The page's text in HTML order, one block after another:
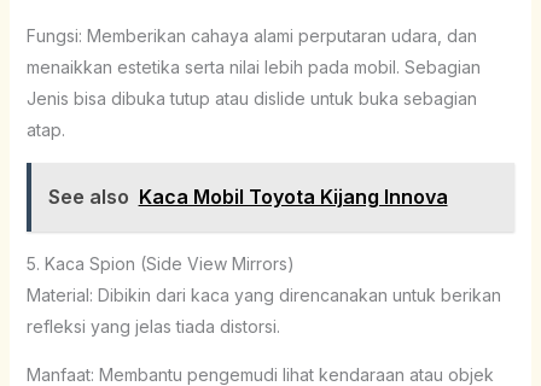
Fungsi: Memberikan cahaya alami perputaran udara, dan
menaikkan estetika serta nilai lebih pada mobil. Sebagian
Jenis bisa dibuka tutup atau dislide untuk buka sebagian
atap.
See also Kaca Mobil Toyota Kijang Innova
5. Kaca Spion (Side View Mirrors)
Material: Dibikin dari kaca yang direncanakan untuk berikan
refleksi yang jelas tiada distorsi.
Manfaat: Membantu pengemudi lihat kendaraan atau objek